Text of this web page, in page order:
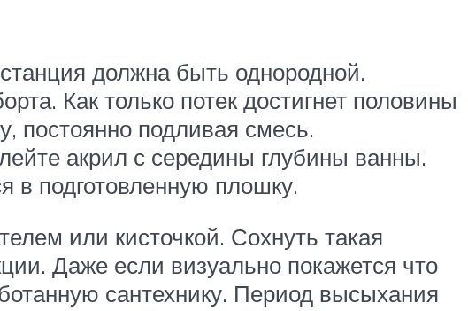
должна быть однородной.
Как только потек достигнет половины
постоянно подливая смесь.
акрил с середины глубины ванны.
в подготовленную плошку.
или кисточкой. Сохнуть такая
Даже если визуально покажется что
сантехнику. Период высыхания